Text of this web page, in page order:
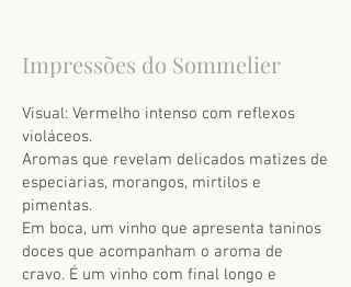
Impressões do Sommelier
Visual: Vermelho intenso com reflexos
violáceos.
Aromas que revelam delicados matizes de
especiarias, morangos, mirtilos e
pimentas.
Em boca, um vinho que apresenta taninos
doces que acompanham o aroma de
cravo. É um vinho com final longo e